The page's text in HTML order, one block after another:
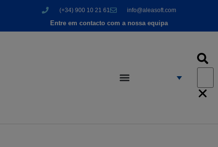
(+34) 900 10 21 61 info@aleasoft.com
Entre em contacto com a nossa equipa